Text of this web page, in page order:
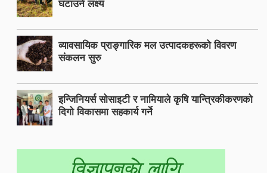
व्यावसायिक प्राङ्गारिक मल उत्पादकहरूको विवरण
संकलन सुरु
इन्जिनियर्स सोसाइटी र नामियाले कृषि यान्त्रिकीकरणको
दिगो विकासमा सहकार्य गर्ने